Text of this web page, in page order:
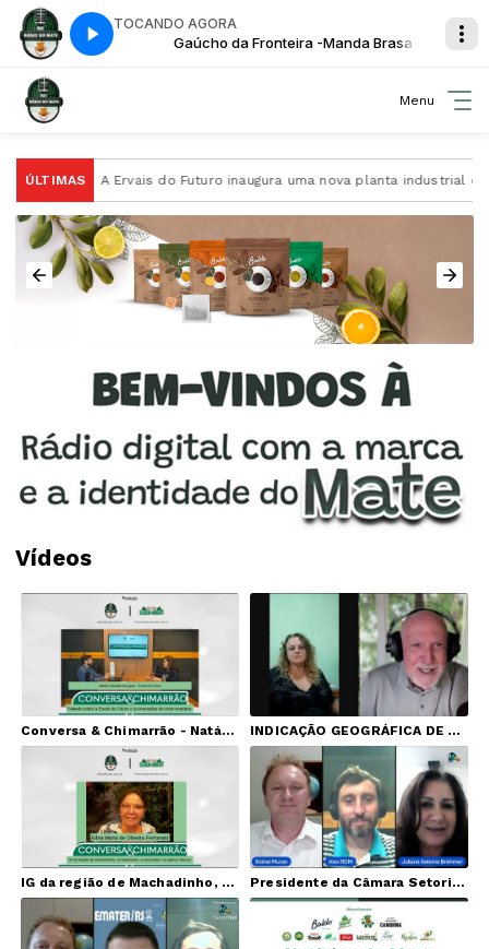
TOCANDO AGORA
Brasa Gaúcho da Fronteira -Manda Brasa
Menu
ÚLTIMAS
A Ervais do Futuro inaugura uma nova planta industrial de
Vídeos
Conversa & Chimarrão - Natália Saudade de Aguiar - Ervais do futuro INDICAÇÃO GEOGRÁFICA DE ERVA MATE
IG da região de Machadinho, os bastidores, a conquista e os planos futuros Presidente da Câmara Setorial fala sobre o cenário e trajetória da Erva-mate